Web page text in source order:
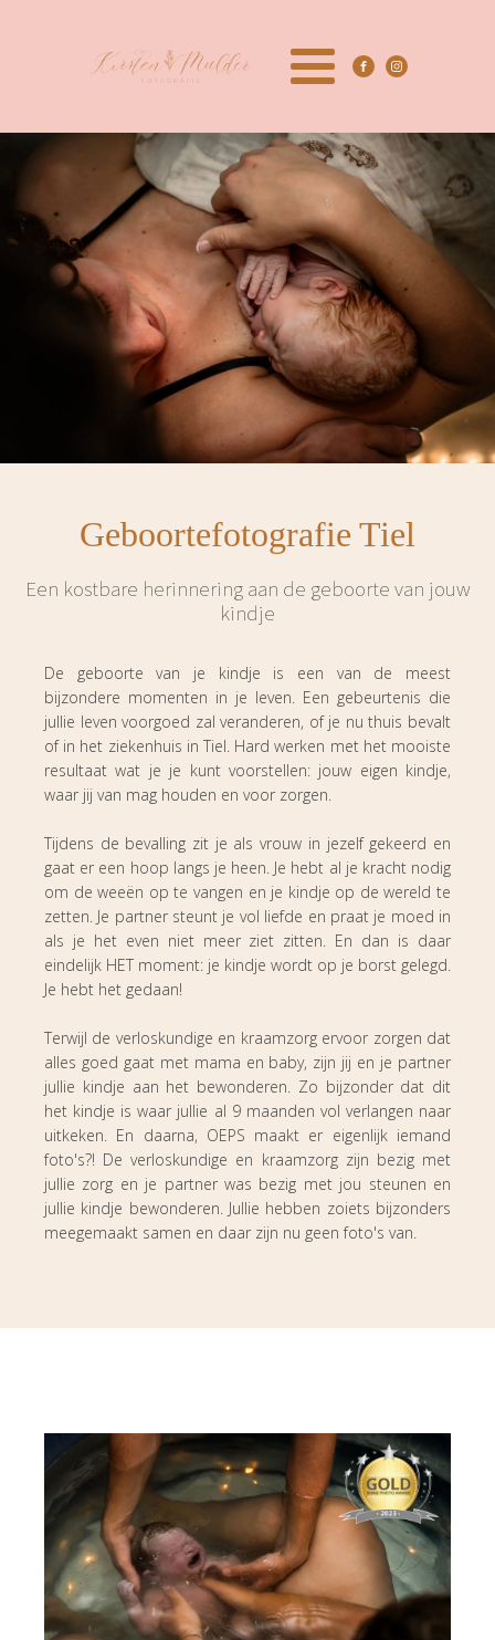
Geboortefotografie Tiel
Een kostbare herinnering aan de geboorte van jouw
kindje
De geboorte van je kindje is een van de meest
bijzondere momenten in je leven. Een gebeurtenis die
jullie leven voorgoed zal veranderen, of je nu thuis bevalt
of in het ziekenhuis in Tiel. Hard werken met het mooiste
resultaat wat je je kunt voorstellen: jouw eigen kindje,
waar jij van mag houden en voor zorgen.
Tijdens de bevalling zit je als vrouw in jezelf gekeerd en
gaat er een hoop langs je heen. Je hebt al je kracht nodig
om de weeën op te vangen en je kindje op de wereld te
zetten. Je partner steunt je vol liefde en praat je moed in
als je het even niet meer ziet zitten. En dan is daar
eindelijk HET moment: je kindje wordt op je borst gelegd.
Je hebt het gedaan!
Terwijl de verloskundige en kraamzorg ervoor zorgen dat
alles goed gaat met mama en baby, zijn jij en je partner
jullie kindje aan het bewonderen. Zo bijzonder dat dit
het kindje is waar jullie al 9 maanden vol verlangen naar
uitkeken. En daarna, OEPS maakt er eigenlijk iemand
foto's?! De verloskundige en kraamzorg zijn bezig met
jullie zorg en je partner was bezig met jou steunen en
jullie kindje bewonderen. Jullie hebben zoiets bijzonders
meegemaakt samen en daar zijn nu geen foto's van.